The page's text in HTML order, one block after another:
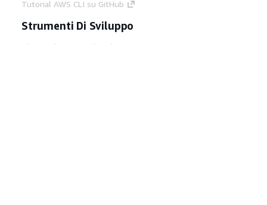
Tutorial AWS CLI su GitHub
Strumenti Di Sviluppo
Libreria di esempi di codice AWS